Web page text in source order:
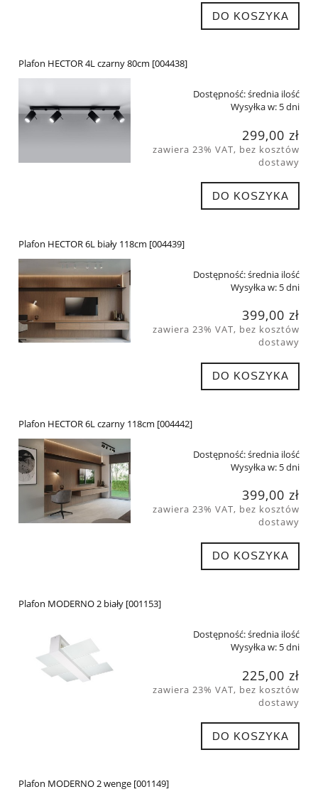
DO KOSZYKA
Plafon HECTOR 4L czarny 80cm [004438]
Dostępność:średnia ilość
Wysyłka w: 5 dni
299,00 zł
zawiera 23% VAT, bez kosztów
dostawy
DO KOSZYKA
Plafon HECTOR 6L biały 118cm [004439]
Dostępność:średnia ilość
Wysyłka w: 5 dni
399,00 zł
zawiera 23% VAT, bez kosztów
dostawy
DO KOSZYKA
Plafon HECTOR 6L czarny 118cm [004442]
Dostępność:średnia ilość
Wysyłka w: 5 dni
399,00 zł
zawiera 23% VAT, bez kosztów
dostawy
DO KOSZYKA
Plafon MODERNO 2 biały [001153]
Dostępność:średnia ilość
Wysyłka w: 5 dni
225,00 zł
zawiera 23% VAT, bez kosztów
dostawy
DO KOSZYKA
Plafon MODERNO 2 wenge [001149]